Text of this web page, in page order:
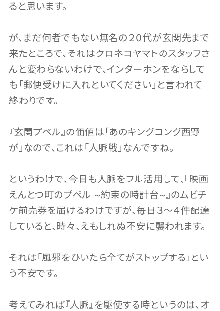
ると思います。
が、まだ何者でもない無名の２０代が玄関先まで
来たところで、それはクロネコヤマトのスタッフさ
んと変わらないわけで、インターホンをならして
も「郵便受けに入れといてください」と言われて
終わりです。
『玄関プペル』の価値は「あのキングコング西野
が」なので、これは「人脈戦」なんですね。
というわけで、今日も人脈をフル活用して、『映画
えんとつ町のプペル ~約束の時計台~』のムビチ
ケ前売券を届けるわけですが、毎日３〜４件配達
していると、時々、えもしれぬ不安に襲われます。
それは「風邪をひいたら全てがストップする」とい
う不安です。
考えてみれば『人脈』を駆使する時というのは、オ